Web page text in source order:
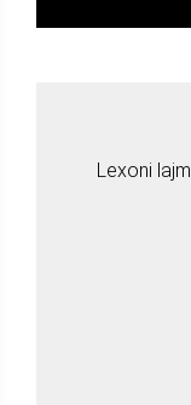
Lexoni